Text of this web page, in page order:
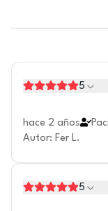
5
hace 2 años
Autor: Fer L.
5